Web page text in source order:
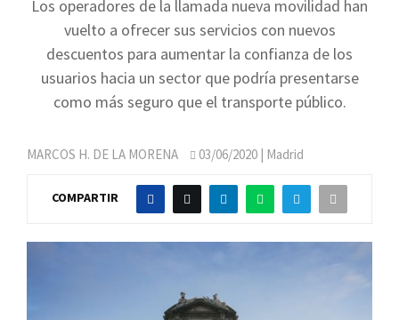
Los operadores de la llamada nueva movilidad han
vuelto a ofrecer sus servicios con nuevos
descuentos para aumentar la confianza de los
usuarios hacia un sector que podría presentarse
como más seguro que el transporte público.
MARCOS H. DE LA MORENA 03/06/2020 | Madrid
COMPARTIR